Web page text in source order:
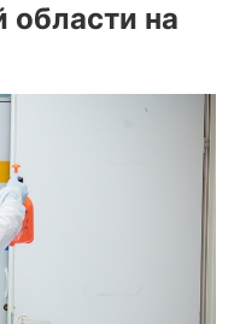
области на